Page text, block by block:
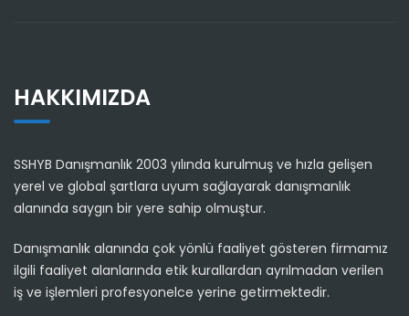
HAKKIMIZDA
SSHYB Danışmanlık 2003 yılında kurulmuş ve hızla gelişen
yerel ve global şartlara uyum sağlayarak danışmanlık
alanında saygın bir yere sahip olmuştur.
Danışmanlık alanında çok yönlü faaliyet gösteren firmamız
ilgili faaliyet alanlarında etik kurallardan ayrılmadan verilen
iş ve işlemleri profesyonelce yerine getirmektedir.